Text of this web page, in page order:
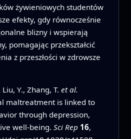
żywieniowych studentów
efekty, gdy równocześnie
blizny i wspierają
pomagając przekształcić
z przeszłości w zdrowsze
Liu, Y., Zhang, T. et al.
maltreatment is linked to
through depression,
well-being. Sci Rep 16,